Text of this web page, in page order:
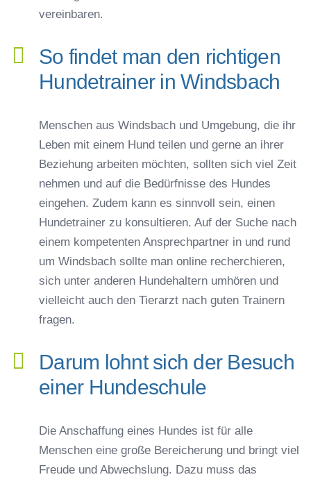
vereinbaren.
So findet man den richtigen
Hundetrainer in Windsbach
Menschen aus Windsbach und Umgebung, die ihr
Leben mit einem Hund teilen und gerne an ihrer
Beziehung arbeiten möchten, sollten sich viel Zeit
nehmen und auf die Bedürfnisse des Hundes
eingehen. Zudem kann es sinnvoll sein, einen
Hundetrainer zu konsultieren. Auf der Suche nach
einem kompetenten Ansprechpartner in und rund
um Windsbach sollte man online recherchieren,
sich unter anderen Hundehaltern umhören und
vielleicht auch den Tierarzt nach guten Trainern
fragen.
Darum lohnt sich der Besuch
einer Hundeschule
Die Anschaffung eines Hundes ist für alle
Menschen eine große Bereicherung und bringt viel
Freude und Abwechslung. Dazu muss das